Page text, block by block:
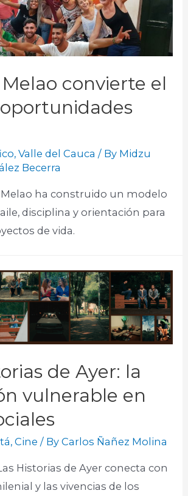
Melao convierte el
,Valle del Cauca / By Midzu
Becerra
ha construido un modelo
disciplina y orientación para
de vida.
de Ayer: la
vulnerable en
,Cine / ByCarlos Ñañez Molina
Historias de Ayer conecta con
y las vivencias de los